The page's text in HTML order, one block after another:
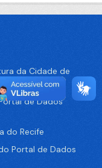
da Cidade de
de Dados
do Recife
Portal de Dados